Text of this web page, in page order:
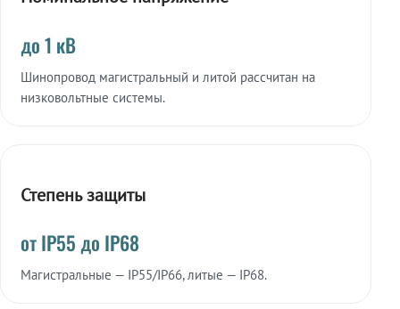
до 1 кВ
Шинопровод магистральный и литой рассчитан на
низковольтные системы.
Степень защиты
от IP55 до IP68
Магистральные — IP55/IP66, литые — IP68.